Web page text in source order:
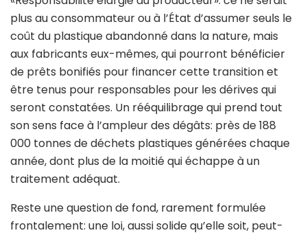
plus au consommateur ou à l’État d’assumer seuls le
coût du plastique abandonné dans la nature, mais
aux fabricants eux-mêmes, qui pourront bénéficier
de prêts bonifiés pour financer cette transition et
être tenus pour responsables pour les dérives qui
seront constatées. Un rééquilibrage qui prend tout
son sens face à l’ampleur des dégâts: près de 188
000 tonnes de déchets plastiques générées chaque
année, dont plus de la moitié qui échappe à un
traitement adéquat.
Reste une question de fond, rarement formulée
frontalement: une loi, aussi solide qu’elle soit, peut-